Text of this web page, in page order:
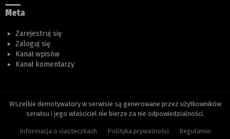
Meta
Zarejestruj się
Zaloguj się
Kanał wpisów
Kanał komentarzy
Wszelkie demotywatory w serwisie są generowane przez użytkowników
serwisu i jego właściciel nie bierze za nie odpowiedzialności.
Informacja o ciasteczkach Polityka prywatności Regulamin